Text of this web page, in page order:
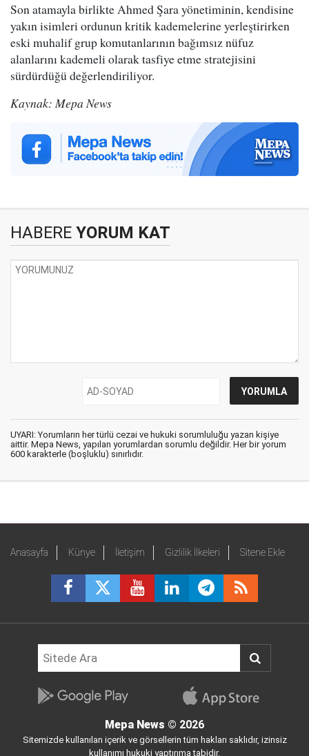
Son atamayla birlikte Ahmed Şara yönetiminin, kendisine
yakın isimleri ordunun kritik kademelerine yerleştirirken
eski muhalif grup komutanlarının bağımsız nüfuz
alanlarını kademeli olarak tasfiye etme stratejisini
sürdürdüğü değerlendiriliyor.
Kaynak: Mepa News
HABERE YORUM KAT
UYARI: Yorumların her türlü cezai ve hukuki sorumluluğu yazan kişiye
aittir. Mepa News, yapılan yorumlardan sorumlu değildir. Her bir yorum
600 karakterle (boşluklu) sınırlıdır.
Anasayfa Künye İletişim Gizlilik İlkeleri Sitene Ekle
Mepa News © 2026
Sitemizde kullanılan içerik ve görsellerin tüm hakları saklıdır, izinsiz
kullanımı hukuki yaptırıma tabidir.